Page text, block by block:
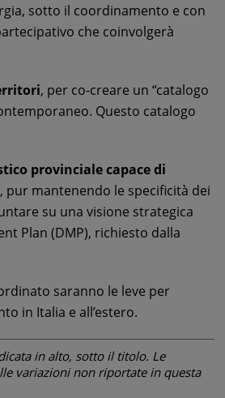
sotto il coordinamento e con
che coinvolgerà
, per co-creare un “catalogo
Questo catalogo
provinciale capace di
, pur mantenendo le specificità dei
su una visione strategica
Plan (DMP), richiesto dalla
saranno le leve per
in Italia e all’estero.
in alto, sotto il titolo. Le
variazioni non riportate in questa